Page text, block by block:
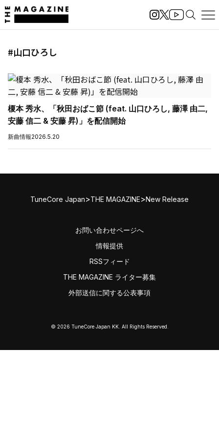
#山口ひろし
榎本 秀水、「秋田おばこ節 (feat. 山口ひろし, 藤澤 由二,
安藤 信二 & 安藤 昇)」を配信開始
新曲情報2026.5.20
TuneCore Japan>THE MAGAZINE>New Release
お問い合わせページへ
情報提供
RSSフィード
THE MAGAZINE ライター募集
外部送信に関する公表事項
© 2026 TuneCore Japan KK. All Rights Reserved.